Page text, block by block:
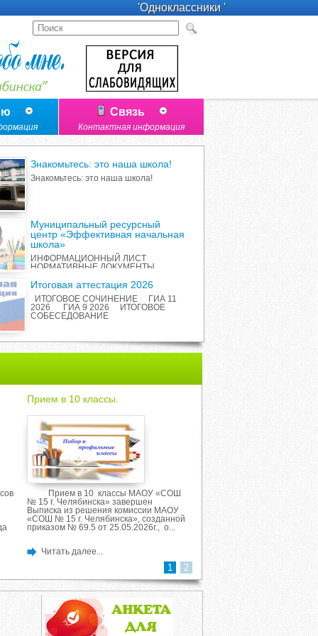
'Одноклассники '
Связь
Контактная информация
Знакомьтесь: это наша школа!
Знакомьтесь: это наша школа!
Муниципальный ресурсный
центр «Эффективная начальная
школа»
ИНФОРМАЦИОННЫЙ ЛИСТ
НОРМАТИВНЫЕ ДОКУМЕНТЫ
ПРОДУКТОВ РАБОТА С
РОДИТЕЛЯМИ ОТЧЕТ О
РЕАЛИЗАЦИИ ПРОЕКТА
Итоговая аттестация 2026
ИТОГОВОЕ СОЧИНЕНИЕ ГИА 11
2026 ГИА 9 2026 ИТОГОВОЕ
СОБЕСЕДОВАНИЕ
Прием в 10 классы.
Прием в 10 классы МАОУ «СОШ
№ 15 г. Челябинска» завершен
Выписка из решения комиссии МАОУ
«СОШ № 15 г. Челябинска», созданной
приказом № 69.5 от 25.05.2026г., о...
Читать далее...
1 2